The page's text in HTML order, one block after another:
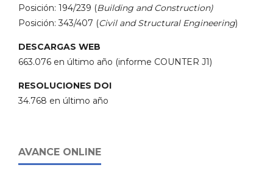
Posición: 194/239 (Building and Construction)
Posición: 343/407 (Civil and Structural Engineering)
DESCARGAS WEB
663.076 en último año (informe COUNTER J1)
RESOLUCIONES DOI
34.768 en último año
AVANCE ONLINE